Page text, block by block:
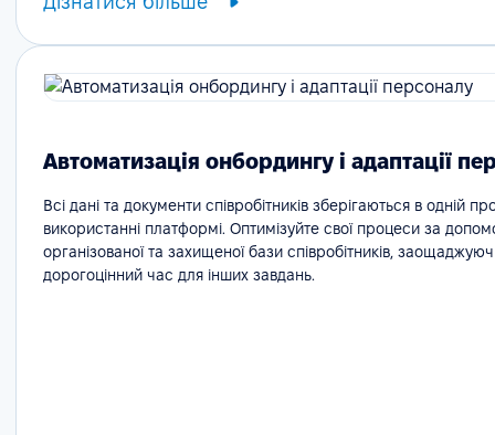
Автоматизація онбордингу і адаптації
Всі дані та документи співробітників зберігаються в одній
використанні платформі. Оптимізуйте свої процеси за
організованої та захищеної бази співробітників,
дорогоцінний час для інших завдань.